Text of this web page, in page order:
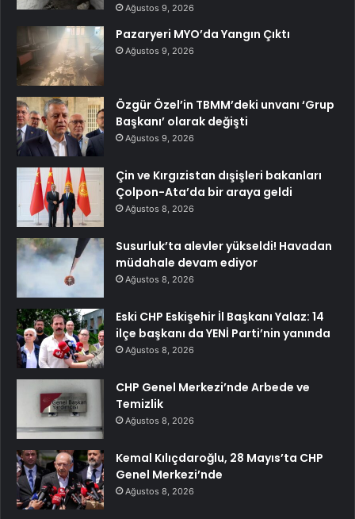
Ağustos 9, 2026
Pazaryeri MYO’da Yangın Çıktı
Ağustos 9, 2026
Özgür Özel’in TBMM’deki unvanı ‘Grup
Başkanı’ olarak değişti
Ağustos 9, 2026
Çin ve Kırgızistan dışişleri bakanları
Çolpon-Ata’da bir araya geldi
Ağustos 8, 2026
Susurluk’ta alevler yükseldi! Havadan
müdahale devam ediyor
Ağustos 8, 2026
Eski CHP Eskişehir İl Başkanı Yalaz: 14
ilçe başkanı da YENİ Parti’nin yanında
Ağustos 8, 2026
CHP Genel Merkezi’nde Arbede ve
Temizlik
Ağustos 8, 2026
Kemal Kılıçdaroğlu, 28 Mayıs’ta CHP
Genel Merkezi’nde
Ağustos 8, 2026